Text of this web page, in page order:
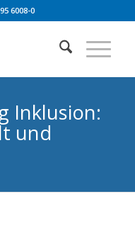
6008-0
Inklusion:
und